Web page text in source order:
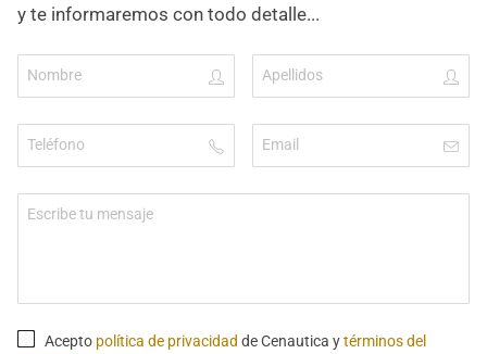
y te informaremos con todo detalle...
Acepto política de privacidad de Cenautica ytérminos del